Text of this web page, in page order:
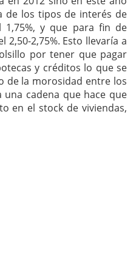
de los tipos de interés de
1,75%, y que para fin de
2,75%. Esto llevaría a
por tener que pagar
y créditos lo que se
de la morosidad entre los
cadena que hace que
en el stock de viviendas,